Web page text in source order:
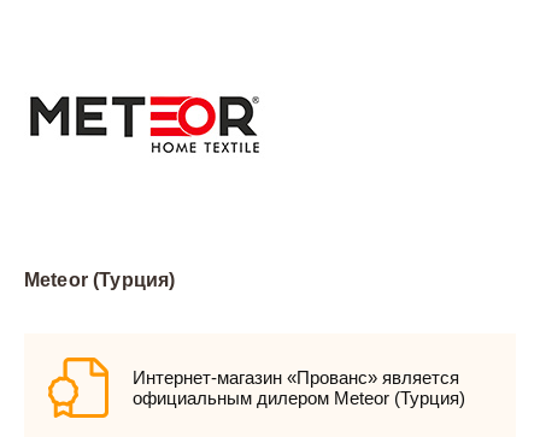
Meteor (Турция)
Интернет-магазин «Прованс» является
официальным дилером Meteor (Турция)